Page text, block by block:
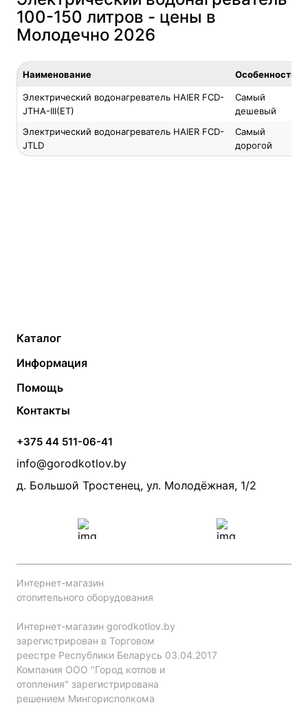
100-150 литров - цены в
Молодечно 2026
Наименование Особенность
Электрический водонагреватель HAIER FCD-
JTHA-III(ET)
Самый
дешевый
Электрический водонагреватель HAIER FCD-
JTLD
Самый
дорогой
Каталог
Твердотопливные котлы
Электрические котлы
Банные печи
Камины и печи
Теплый пол
Радиаторы
Насосы
Дымоходы
Информация
Контакты
Статьи
Акции
Производители
Помощь
Монтаж систем отопления
Прайс по монтажу систем отопления
Проект систем отопления
Контакты
+375 44 511-06-41
info@gorodkotlov.by
д. Большой Тростенец, ул. Молодёжная, 1/2
Интернет-магазин
отопительного оборудования
Интернет-магазин gorodkotlov.by
зарегистрирован в Торговом
реестре Республики Беларусь 03.04.2017
Компания ООО "Город котлов и
отопления" зарегистрирована
решением Мингорисполкома